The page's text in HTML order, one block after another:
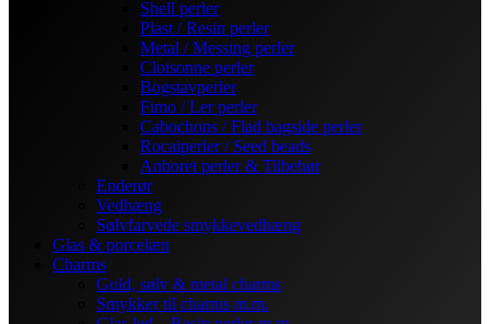
Shell perler
Plast / Resin perler
Metal / Messing perler
Cloisonne perler
Bogstavperler
Fimo / Ler perler
Cabochons / Flad bagside perler
Rocaiperler / Seed beads
Anboret perler & Tilbehør
Enderør
Vedhæng
Sølvfarvede smykkevedhæng
Glas & porcelæn
Charms
Guld, sølv & metal charms
Smykker til charms m.m.